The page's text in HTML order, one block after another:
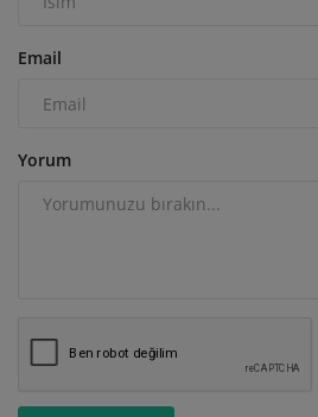
Email
Yorum